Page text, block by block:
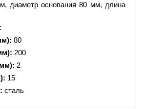
диаметр основания 80 мм, длина
80
200
2
15
сталь